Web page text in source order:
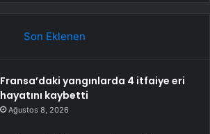
Son Eklenen
Fransa’daki yangınlarda 4 itfaiye eri
hayatını kaybetti
Ağustos 8, 2026